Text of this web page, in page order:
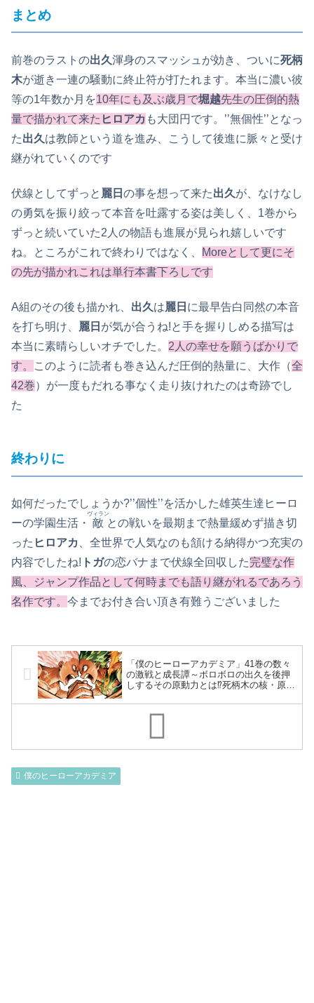
まとめ
前巻のラストの出久渾身のスマッシュが効き、ついに死柄
木が逝き一連の騒動に終止符が打たれます。本当に濃い彼
等の1年数か月を10年にも及ぶ歳月で堀越先生の圧倒的熱
量で描かれて来た ヒロアカ も大団円です。’’無個性’’となっ
た出久は教師という道を進み、こうして後進に脈々と受け
継がれていくのです
伏線としてずっと 麗日 の事を想って来た出久が、なけなし
の勇気を振り絞って本音を吐露する姿は美しく、1巻から
ずっと続いていた2人の物語も進展が見られ嬉しいです
ね。ところがこれで終わりではなく、
Moreとして更にそ
の先が描かれこれは単行本書下ろしです
A組のその後も描かれ、 出久は麗日 に最早告白同然の本音
を打ち明け、 麗日 が気が合うね!と手を握りしめる描写は
本当に素晴らしいオチでした。 2人の幸せを願うばかりで
す。
このように読者も巻き込んだ圧倒的熱量に、大作（全
42巻）が一度もだれる事なく走り抜けれたのは奇跡でし
た
終わりに
如何だったでしょうか?’’個性’’を活かした雄英生達ヒーロ
ーの学園生活・ 敵
ヴィラン
との戦いを最期まで熱量緩めず描き切
った ヒロアカ
、全世界で人気なのも頷ける納得かつ充実の
内容でしたね! トガの恋バナまで伏線全回収した完璧な作
風、ジャンプ作品として何時までも語り継がれるであろう
名作です。 今までお付き合い頂き有難うございました
「僕のヒーローアカデミア」41巻の数々
の激戦と成長譚～ボロボロの出久を後押
しするその原動力とは⁉死柄木の核・原点
～
僕のヒーローアカデミア